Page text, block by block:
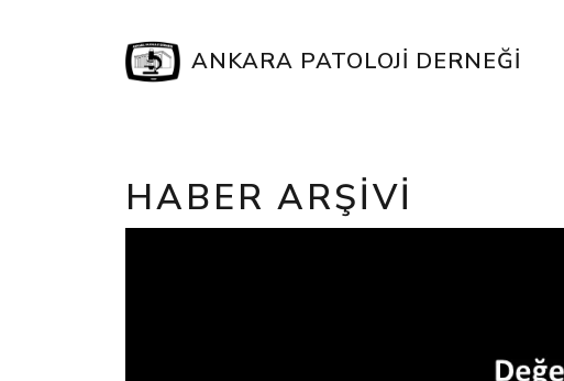
ANKARA PATOLOJI DERNEĞI
HABER ARŞIVI